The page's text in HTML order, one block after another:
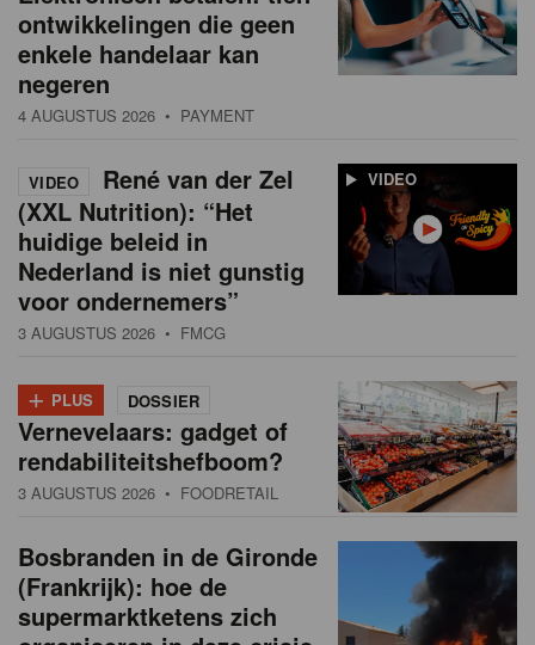
ontwikkelingen die geen
enkele handelaar kan
negeren
4 AUGUSTUS 2026 • PAYMENT
VIDEO
VIDEO
René van der Zel
(XXL Nutrition): “Het
huidige beleid in
Nederland is niet gunstig
voor ondernemers”
3 AUGUSTUS 2026 • FMCG
+ PLUS DOSSIER
Vernevelaars: gadget of
rendabiliteitshefboom?
3 AUGUSTUS 2026 • FOODRETAIL
Bosbranden in de Gironde
(Frankrijk): hoe de
supermarktketens zich